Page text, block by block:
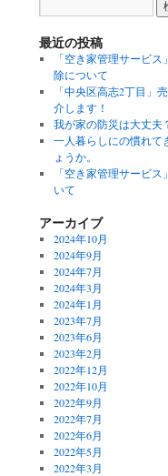
最近の投稿
「空き家管理サービス
除について
「中央区高志2丁目」
介します！
我が家の防災は大丈夫
一人暮らしにの慣れて
ょうか。
「空き家管理サービス
いて
アーカイブ
2024年10月
2024年9月
2024年7月
2024年3月
2024年1月
2023年7月
2023年6月
2023年2月
2022年12月
2022年10月
2022年9月
2022年7月
2022年6月
2022年5月
2022年3月